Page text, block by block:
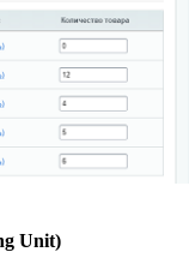
Unit)